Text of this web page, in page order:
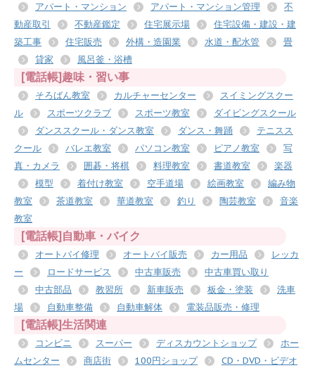
アパート・マンション アパート・マンション管理
不
動産取引
不動産鑑定 住宅展示場
住宅設備・建設・建
築工事
住宅販売 外構・造園業 水道・配水管
畳
貸家
風呂釜・浴槽
[電話帳]趣味・習い事
そろばん教室 カルチャーセンター
スイミングスクー
ル
スポーツクラブ スポーツ教室
ダイビングスクール
ダンススクール・ダンス教室
ダンス・舞踊
テニスス
クール
バレエ教室 パソコン教室 ピアノ教室
写
真・カメラ
囲碁・将棋 料理教室 書道教室
楽器
模型
着付け教室 空手道場 絵画教室
編み物
教室
茶道教室 華道教室 釣り 陶芸教室
音楽
教室
[電話帳]自動車・バイク
オートバイ修理 オートバイ販売 カー用品
レッカ
ー
ロードサービス 中古車販売
中古車買い取り
中古部品
教習所 新車販売 板金・塗装
洗車
場
自動車整備 自動車解体 電装品販売・修理
[電話帳]生活関連
コンビニ スーパー ディスカウントショップ
ホー
ムセンター
商店街 100円ショップ
CD・DVD・ビデオ